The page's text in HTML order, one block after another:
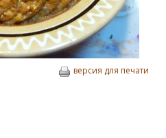
версия для печати